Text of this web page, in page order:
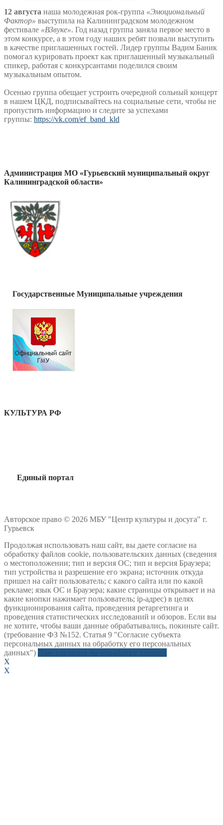
12 августа наша молодежная рок-группа «Эмоциональный
Фактор» выступила на Калининградском молодежном
фестивале «ВЗвуке». Год назад группа заняла первое место в
этом конкурсе, а в этом году наших ребят позвали выступить
в качестве приглашенных гостей. Лидер группы Вадим Баник
помогал курировать проект как приглашенный музыкальный
спикер, работая с конкурсантами поделился своим
музыкальным опытом.
Осенью группа обещает устроить очередной сольный концерт
в нашем ЦКД, подписывайтесь на социальные сети, чтобы не
пропустить информацию и следите за успехами
группы: https://vk.com/ef_band_kld
Администрация МО «Гурьевский муниципальный округ
Калининградской области»
Государственные Муниципальные учреждения
КУЛЬТУРА РФ
Единый портал
Авторское право © 2026 МБУ "Центр культуры и досуга" г.
Гурьевск
Продолжая использовать наш сайт, вы даете согласие на
обработку файлов cookie, пользовательских данных (сведения
о местоположении; тип и версия ОС; тип и версия Браузера;
тип устройства и разрешение его экрана; источник откуда
пришел на сайт пользователь; с какого сайта или по какой
рекламе; язык ОС и Браузера; какие страницы открывает и на
какие кнопки нажимает пользователь; ip-адрес) в целях
функционирования сайта, проведения ретаргетинга и
проведения статистических исследований и обзоров. Если вы
не хотите, чтобы ваши данные обрабатывались, покиньте сайт.
(требование ФЗ №152. Статья 9 "Согласие субъекта
персональных данных на обработку его персональных
данных")
X
X